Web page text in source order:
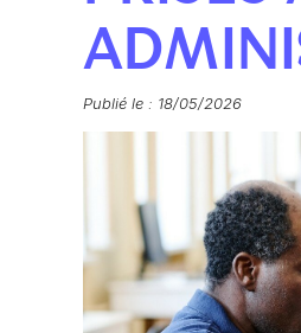
Publié le : 18/05/2026